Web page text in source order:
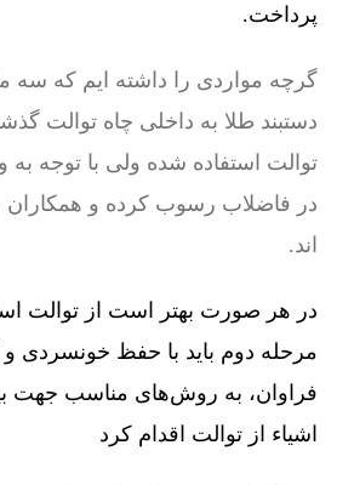
پرداخت.
گرچه مواردی را داشته ایم که سه
دستبند طلا به داخلی چاه توالت
توالت استفاده شده ولی با توجه به
در فاضلاب رسوب کرده و همکاران
اند.
در هر صورت بهتر است از توالت
مرحله دوم باید با حفظ خونسردی
فراوان، به روش‌های مناسب جهت
اشیاء از توالت اقدام کرد